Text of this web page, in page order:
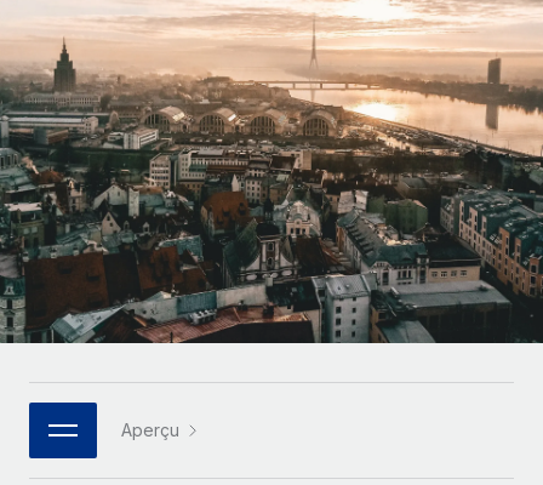
Gestion des freelances
Intégrez et gérez vos freelances partout dans le monde
PEO
Sous-traitez les opérations complexes liées à l’emploi
INFRASTRUCTURE
Intégration Remote
Intégrez vos RH aux flux de travail en toute simplicité
Plateforme
Connecter
Nouveau
Connectez n'importe quel outil d’IA à Remote grâce à
notre MCP
Comparer Remote
Examinez notre service par rapport aux autres
CROISSANCE
Start-ups
Des solutions agiles et internationales pour les RH et la
paie des entreprises en pleine croissance
Entreprises intermédiaires
Développez vos équipes avec des solutions RH sur
mesure
Entreprise
Les RH à l’international pour les grandes entreprises
pays
Calculateur de paiement des freelances
Découvrez les devises disponibles et les vitesses de
paiement pour vos freelances internationaux
APPRENDRE AVEC REMOTE
Recherche et guides
Études de cas
Checklists et modèles
Descriptions de postes
Nederlands
Français
Deutsch
Español
Italiano
Português (Portugal)
日本語
한국어
Connexion
Aperçu